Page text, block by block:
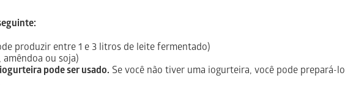
produzir entre 1 e 3 litros de leite fermentado)
amêndoa ou soja)
pode ser usado. Se você não tiver uma iogurteira, você pode prepará-lo